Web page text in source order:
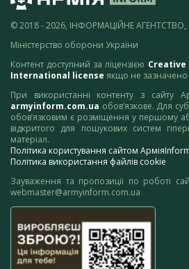
© 2018 - 2026, ІНФОРМАЦІЙНЕ АГЕНТСТВО,
Міністерство оборони України
Контент доступний за ліцензією
International license якщо не зазначено
При використанні контенту з сайту
armyinform.com.ua обов’язкове. Для
обов’язковим є розміщення у першому
відкритого для пошукових систем
матеріал.
Політика користування сайтом
Політика використання файлів cookie
Зауваження та пропозиції по роботі
webmaster@armyinform.com.ua